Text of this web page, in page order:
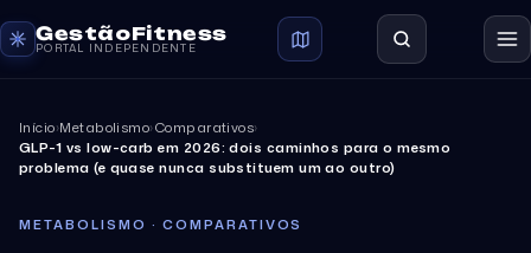
GestãoFitness
PORTAL INDEPENDENTE
Início›Metabolismo›Comparativos›
GLP-1 vs low-carb em 2026: dois caminhos para o mesmo
problema (e quase nunca substituem um ao outro)
METABOLISMO · COMPARATIVOS